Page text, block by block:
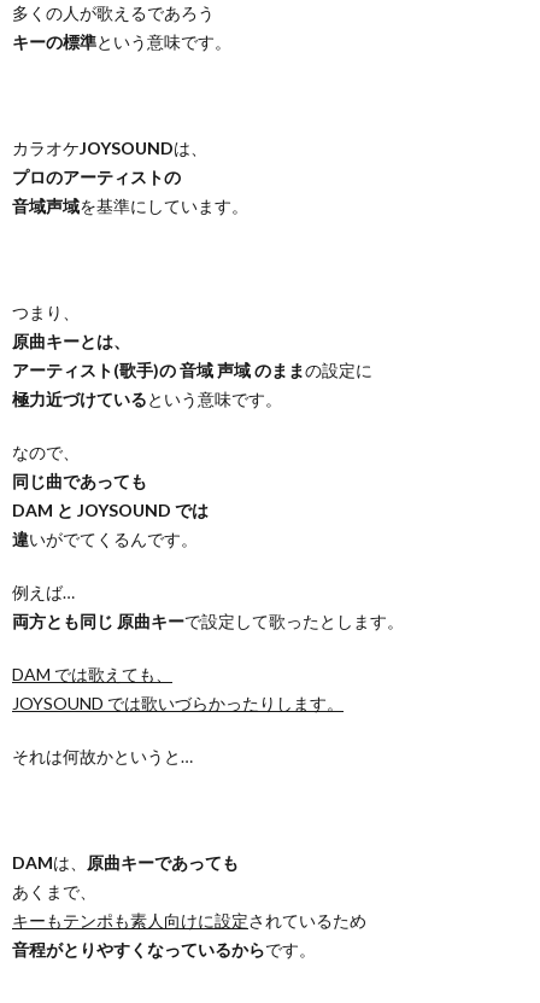
多くの人が歌えるであろう
キーの標準という意味です。
カラオケJOYSOUNDは、
プロのアーティストの
音域声域を基準にしています。
つまり、
原曲キーとは、
アーティスト(歌手)の 音域 声域 のままの設定に
極力近づけているという意味です。
なので、
同じ曲であっても
DAM と JOYSOUND では
違いがでてくるんです。
例えば…
両方とも同じ 原曲キーで設定して歌ったとします。
DAM では歌えても、
JOYSOUND では歌いづらかったりします。
それは何故かというと…
DAMは、 原曲キーであっても
あくまで、
キーもテンポも素人向けに設定されているため
音程がとりやすくなっているからです。